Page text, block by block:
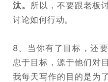
汰。 所以，不要跟老板
讨论如何行动。
8、当你有了目标，还
忠于目标，源于他们对
我每天写作的目的是为